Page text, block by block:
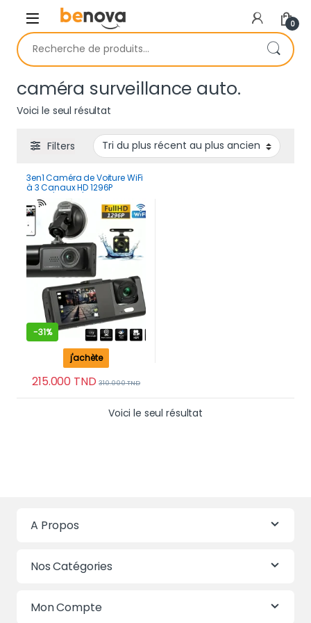
Skip to navigation
Skip to content
0
Recherche pour :
caméra surveillance auto.
Voici le seul résultat
Filters
3en1 Caméra de Voiture WiFi
à 3 Canaux HD 1296P
Avant/Arrière/Intérieur Avec
Vision Nocturne IR
-31%
215.000 TND 310.000TND
j'achète
Voici le seul résultat
A Propos
Nos Catégories
Mon Compte